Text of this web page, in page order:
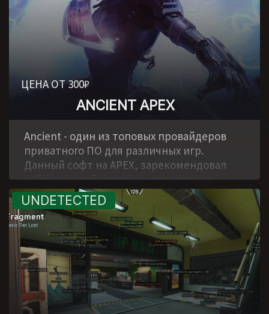
ЦЕНА ОТ 300₽
ANCIENT APEX
Ancient - один из топовых провайдеров
приватного ПО для различных игр.
Данный софт на APEX, зарекомендовал
себя с лучшей стороны, регулярные
обновления, хороший функционал, много
положительных отзывов и все это по
доступной цене!